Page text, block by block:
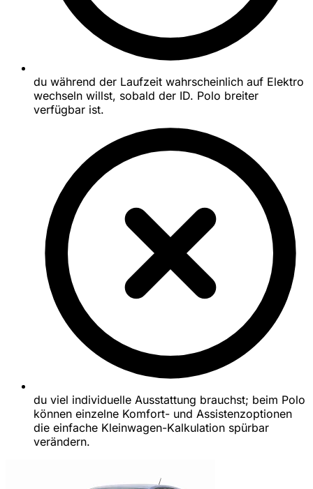
du während der Laufzeit wahrscheinlich auf Elektro
wechseln willst, sobald der ID. Polo breiter
verfügbar ist.
du viel individuelle Ausstattung brauchst; beim Polo
können einzelne Komfort- und Assistenzoptionen
die einfache Kleinwagen-Kalkulation spürbar
verändern.